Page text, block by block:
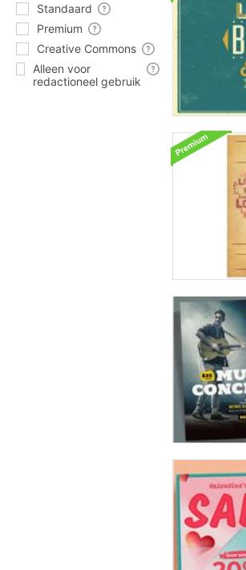
Standaard
Premium
Creative Commons
Alleen voor
redactioneel gebruik